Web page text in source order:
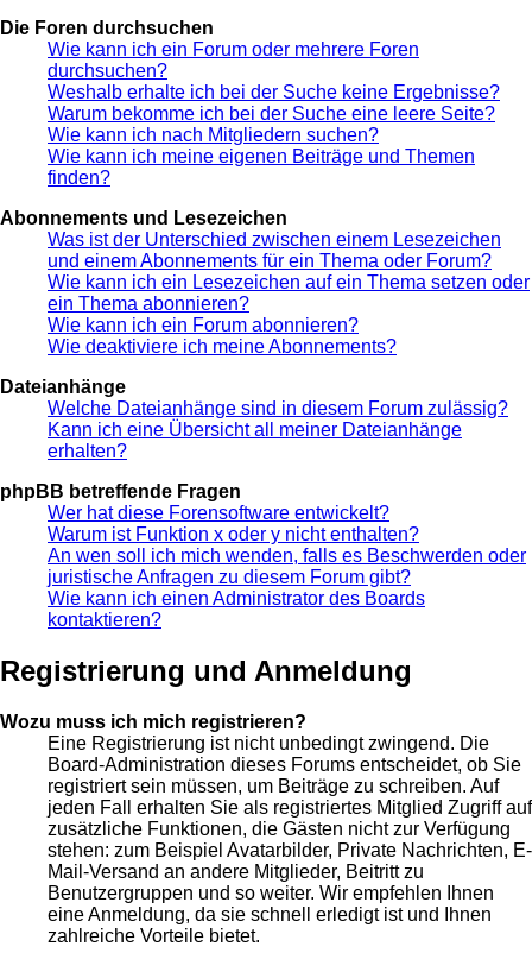
Die Foren durchsuchen
Wie kann ich ein Forum oder mehrere Foren
durchsuchen?
Weshalb erhalte ich bei der Suche keine Ergebnisse?
Warum bekomme ich bei der Suche eine leere Seite?
Wie kann ich nach Mitgliedern suchen?
Wie kann ich meine eigenen Beiträge und Themen
finden?
Abonnements und Lesezeichen
Was ist der Unterschied zwischen einem Lesezeichen
und einem Abonnements für ein Thema oder Forum?
Wie kann ich ein Lesezeichen auf ein Thema setzen oder
ein Thema abonnieren?
Wie kann ich ein Forum abonnieren?
Wie deaktiviere ich meine Abonnements?
Dateianhänge
Welche Dateianhänge sind in diesem Forum zulässig?
Kann ich eine Übersicht all meiner Dateianhänge
erhalten?
phpBB betreffende Fragen
Wer hat diese Forensoftware entwickelt?
Warum ist Funktion x oder y nicht enthalten?
An wen soll ich mich wenden, falls es Beschwerden oder
juristische Anfragen zu diesem Forum gibt?
Wie kann ich einen Administrator des Boards
kontaktieren?
Registrierung und Anmeldung
Wozu muss ich mich registrieren?
Eine Registrierung ist nicht unbedingt zwingend. Die
Board-Administration dieses Forums entscheidet, ob Sie
registriert sein müssen, um Beiträge zu schreiben. Auf
jeden Fall erhalten Sie als registriertes Mitglied Zugriff auf
zusätzliche Funktionen, die Gästen nicht zur Verfügung
stehen: zum Beispiel Avatarbilder, Private Nachrichten, E-
Mail-Versand an andere Mitglieder, Beitritt zu
Benutzergruppen und so weiter. Wir empfehlen Ihnen
eine Anmeldung, da sie schnell erledigt ist und Ihnen
zahlreiche Vorteile bietet.